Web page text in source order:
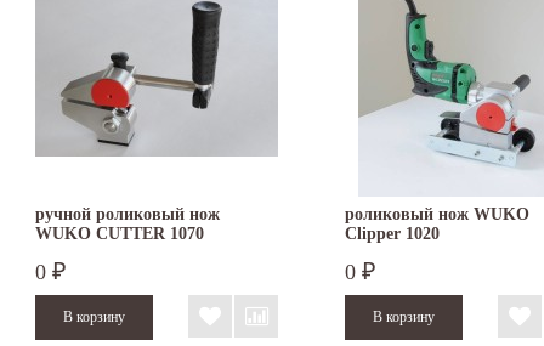
ручной роликовый нож
WUKO CUTTER 1070
0 ₽
роликовый нож WUKO
Clipper 1020
0 ₽